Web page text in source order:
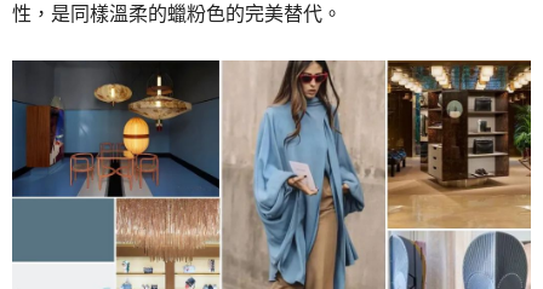
性，是同樣溫柔的蠟粉色的完美替代。